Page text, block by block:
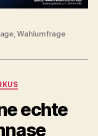
,Wahlumfrage
echte